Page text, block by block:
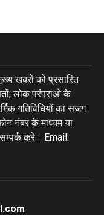
खबरों को प्रसारित
लोक परंपराओ के
गतिविधियों का सजग
नंबर के माध्यम या
करे। Email: